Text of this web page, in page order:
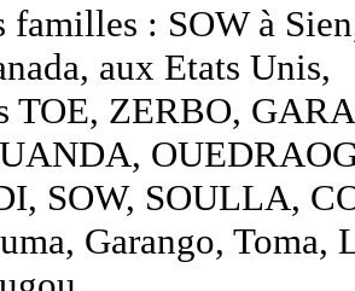
familles : SOW à
aux Etats Unis,
TOE, ZERBO,
SOW, SOULLA,
Garango,